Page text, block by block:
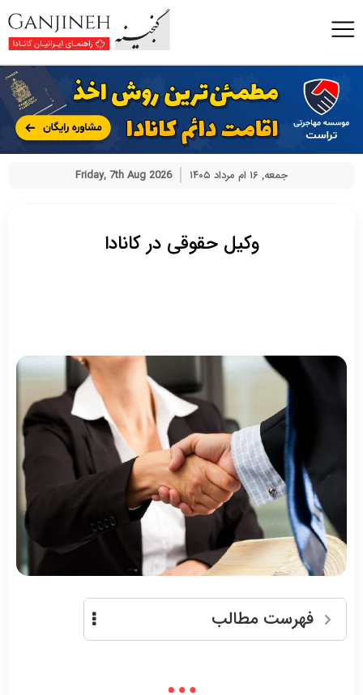
جمعه, ۱۶ ام مرداد ۱۴۰۵ Friday, 7th Aug 2026
وکیل حقوقی در کانادا
فهرست مطالب